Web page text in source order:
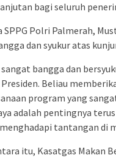
bagi seluruh
SPPG Polri Palmerah,
dan syukur atas
bangga dan
Presiden. Beliau
program yang
adalah pentingnya
tantangan di
itu, Kasatgas Makan